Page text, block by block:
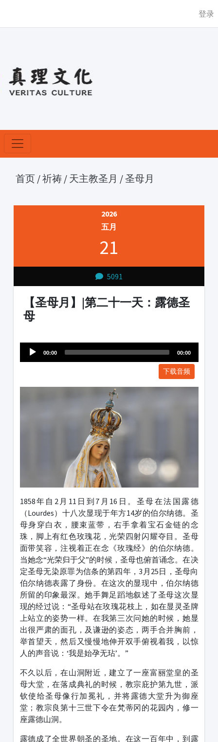
登录
首页 /祈祷 / 天主教圣月 /圣母月
2026
五月
21
5091
【圣母月】|第二十一天：露德圣
母
Player
00:00 00:00
下载音频
1858年自2月11日到7月16日。圣母在法国露德
（Lourdes）十八次显现于年方14岁的伯尔纳德。圣
母身穿白衣，腰束蓝带，右手拿着宝石金链的念
珠，脚上有红色玫瑰花，光荣四射闪耀夺目。圣母
面带笑容，注视着正在念《玫瑰经》的伯尔纳德。
当她念“光荣归于父”的时候，圣母也俯首诵念。在决
定圣母无染原罪为信条的第四年，3月25日，圣母向
伯尔纳德表露了身份。在这次的显现中，伯尔纳德
所留的印象最深。她手舞足蹈地叙述了圣母这次显
现的经过说：“圣母站在玫瑰花枝上，如在显灵圣牌
上站立的姿势一样。在我第三次问她的时候，她显
出很严肃的面孔，及谦逊的姿态，两手合并胸前，
举首望天，然后又慢慢地伸开双手俯视着我，以惊
人的声音说：‘我是始孕无玷’。”
不久以后，在山洞附近，建立了一座富丽堂皇的圣
母大堂，在落成典礼的时候，教宗庇护第九世，派
钦使给圣母像行加冕礼，并将露德大堂升为御座
堂；教宗良第十三世下令在梵蒂冈的花园内，修一
座露德山洞。
露德成了全世界朝圣的圣地。在这一百年中，到露